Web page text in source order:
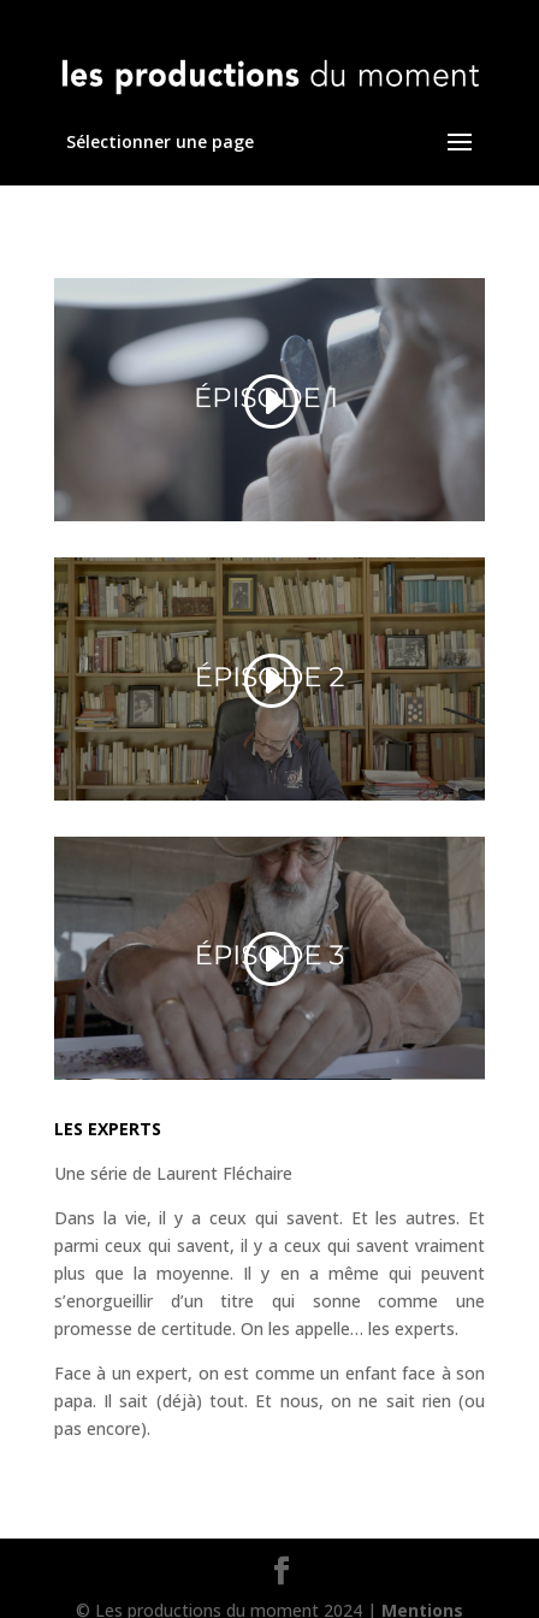
Sélectionner une page
LES EXPERTS
Une série de Laurent Fléchaire
Dans la vie, il y a ceux qui savent. Et les autres. Et
parmi ceux qui savent, il y a ceux qui savent vraiment
plus que la moyenne. Il y en a même qui peuvent
s’enorgueillir d’un titre qui sonne comme une
promesse de certitude. On les appelle… les experts.
Face à un expert, on est comme un enfant face à son
papa. Il sait (déjà) tout. Et nous, on ne sait rien (ou
pas encore).
© Les productions du moment 2024 | Mentions